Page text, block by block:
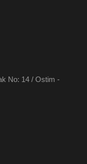
No: 14 / Ostim -